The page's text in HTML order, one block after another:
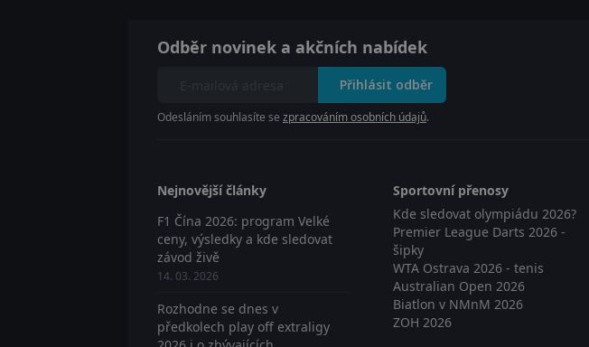
Odběr novinek a akčních nabídek
Přihlásit odběr
Odesláním souhlasíte se zpracováním osobních údajů.
Nejnovější články
F1 Čína 2026: program Velké
ceny, výsledky a kde sledovat
závod živě
14. 03. 2026
Rozhodne se dnes v
předkolech play off extraligy
Sportovní přenosy
Kde sledovat olympiádu 2026?
Premier League Darts 2026 -
šipky
WTA Ostrava 2026 - tenis
Australian Open 2026
Biatlon v NMnM 2026
ZOH 2026